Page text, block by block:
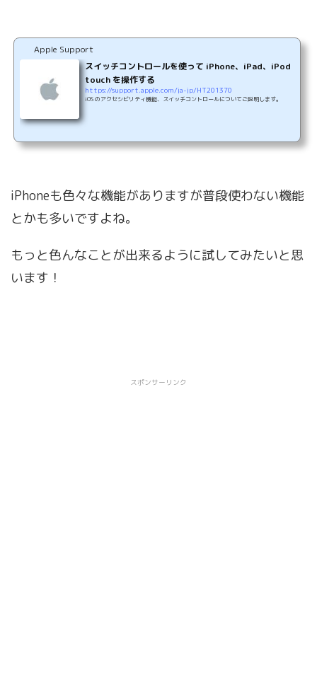
Apple Support
スイッチコントロールを使って iPhone、iPad、iPod
touch を操作する
https://support.apple.com/ja-jp/HT201370
iOS のアクセシビリティ機能、スイッチコントロールについてご説明します。
iPhoneも色々な機能がありますが普段使わない機能
とかも多いですよね。
もっと色んなことが出来るように試してみたいと思
います！
スポンサーリンク